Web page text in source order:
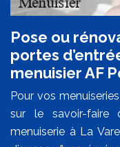
Pose ou
portes
menuisier AF
Pour vos
sur le savoir-faire
menuiserie à La